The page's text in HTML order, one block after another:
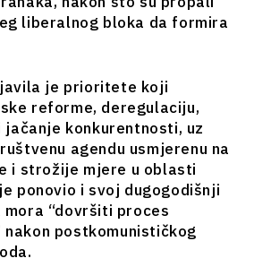
liberalnog bloka da formira
je prioritete koji
reforme, deregulaciju,
konkurentnosti, uz
agendu usmjerenu na
i strožije mjere u oblasti
ponovio i svoj dugogodišnji
“dovršiti proces
postkomunističkog